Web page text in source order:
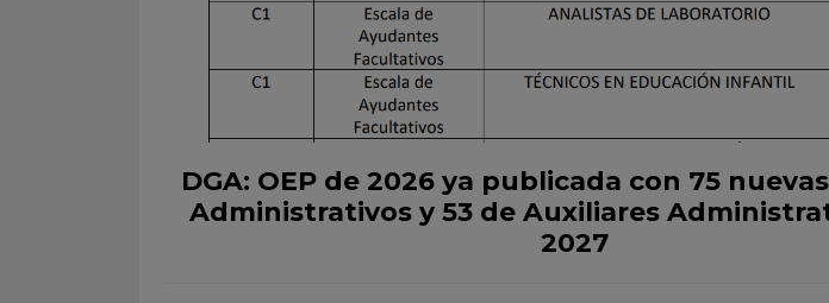
DGA: OEP de 2026 ya publicada con 75
Administrativos y 53 de Auxiliares
2027